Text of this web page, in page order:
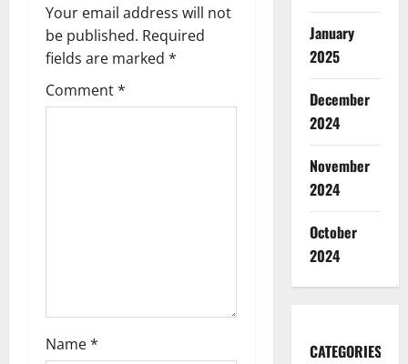
g
a
t
Your email address will not
be published. Required
fields are marked *
Comment*
Name*
January
2025
December
2024
November
2024
October
2024
CATEGORIES